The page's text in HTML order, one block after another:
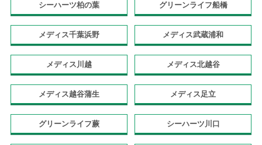
シーハーツ柏の葉 グリーンライフ船橋
メディス千葉浜野 メディス武蔵浦和
メディス川越 メディス北越谷
メディス越谷蒲生 メディス足立
グリーンライフ蕨 シーハーツ川口